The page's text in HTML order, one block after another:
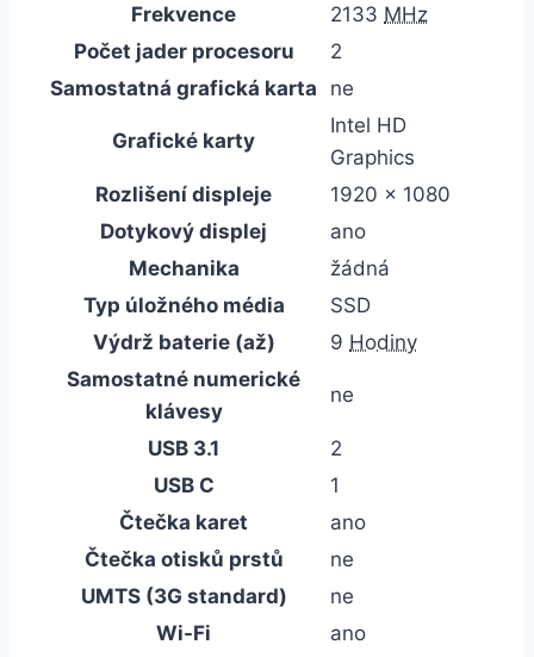
Frekvence
2133 MHz
Počet jader procesoru
2
Samostatná grafická karta
ne
Grafické karty
Intel HD
Graphics
Rozlišení displeje
1920 x 1080
Dotykový displej
ano
Mechanika
žádná
Typ úložného média
SSD
Výdrž baterie (až)
9 Hodiny
Samostatné numerické
klávesy
ne
USB 3.1
2
USB C
1
Čtečka karet
ano
Čtečka otisků prstů
ne
UMTS (3G standard)
ne
Wi-Fi
ano